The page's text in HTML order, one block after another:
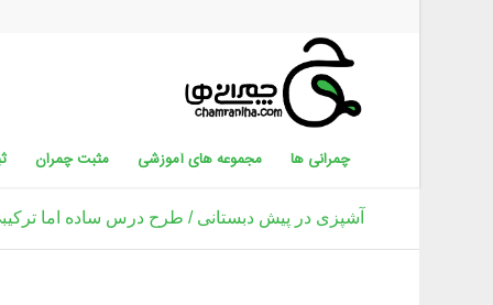
چمرانی ها مجموعه های آموزشی مثبت چمران
آشپزی در پیش دبستانی / طرح درس ساده اما